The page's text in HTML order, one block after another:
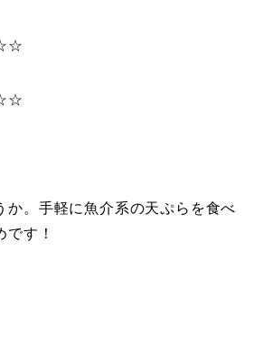
か。手軽に魚介系の天ぷらを食べ
です！